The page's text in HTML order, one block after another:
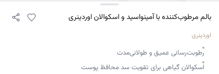
بالم مرطوب‌کننده با آمینواسید و اسکوالان اوردینری
اوردینری
رطوبت‌رسانی عمیق و طولانی‌مدت
اسکوالان گیاهی برای تقویت سد محافظ پوست